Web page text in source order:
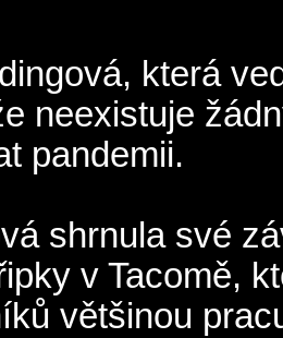
která
neexistuje
pandemii.
shrnula své
v Tacomě,
většinou